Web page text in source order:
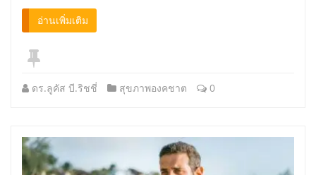
อ่านเพิ่มเติม
ดร.ลูคัส บี.ริชชี่ สุขภาพองคชาต 0